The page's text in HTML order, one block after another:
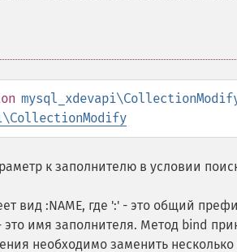
к заполнителю в условии
вид :NAME, где ':' - это общий
- это имя заполнителя. Метод bind
необходимо заменить несколько